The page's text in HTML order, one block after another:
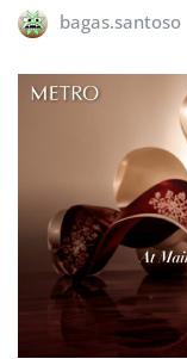
bagas.santoso